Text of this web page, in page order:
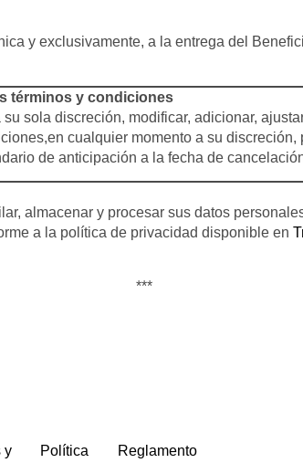
y exclusivamente, a la entrega del
términos y condiciones
sola discreción, modificar, adicionar,
cualquier momento a su
de anticipación a la fecha de
almacenar y procesar sus datos
a la política de privacidad disponible en
***
y Política Reglamento